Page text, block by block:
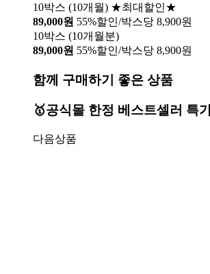
10박스 (10개월) ★최대할인★
89,000원 55%할인/박스당 8,900원
10박스 (10개월분)
89,000원 55%할인/박스당 8,900원
함께 구매하기 좋은 상품
🥇공식몰 한정 베스트셀러 특
다음상품